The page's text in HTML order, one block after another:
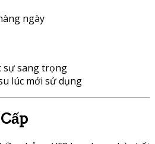
ngày
sự sang trọng
lúc mới sử dụng